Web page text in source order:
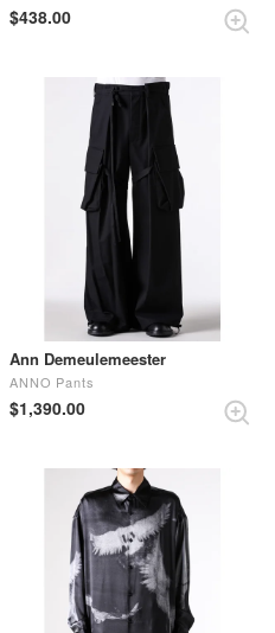
$‌438.00
Ann Demeulemeester
ANNO Pants
$‌1,390.00